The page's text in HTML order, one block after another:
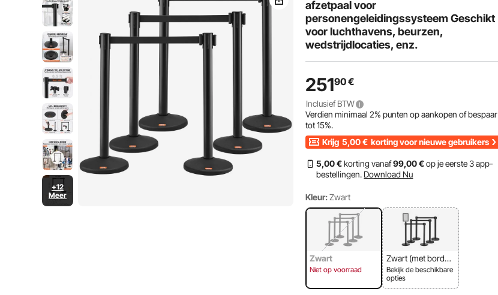
+12
Meer
afzetpaal voor
personengeleidingssysteem Geschikt
voor luchthavens, beurzen,
wedstrijdlocaties, enz.
25190€
Inclusief BTW
Verdien minimaal2% punten op aankopen of bespaar
tot15%.
Krijg 5,00 € korting voor nieuwe gebruikers
5,00 €korting vanaf99,00 €op je eerste 3 app-
bestellingen. Download Nu
Kleur: Zwart
Zwart
Niet op voorraad
Zwart (met bordho
uder)
Bekijk de beschikbare
opties